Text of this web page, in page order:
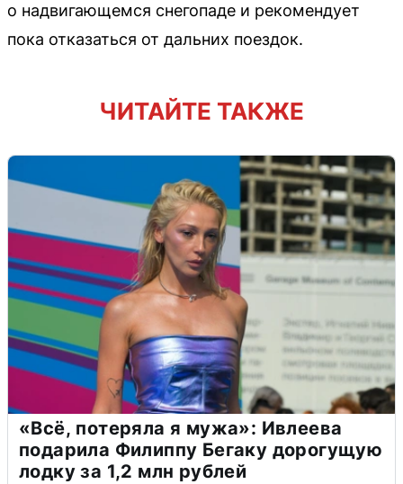
о надвигающемся снегопаде и рекомендует
пока отказаться от дальних поездок.
ЧИТАЙТЕ ТАКЖЕ
«Всё, потеряла я мужа»: Ивлеева
подарила Филиппу Бегаку дорогущую
лодку за 1,2 млн рублей